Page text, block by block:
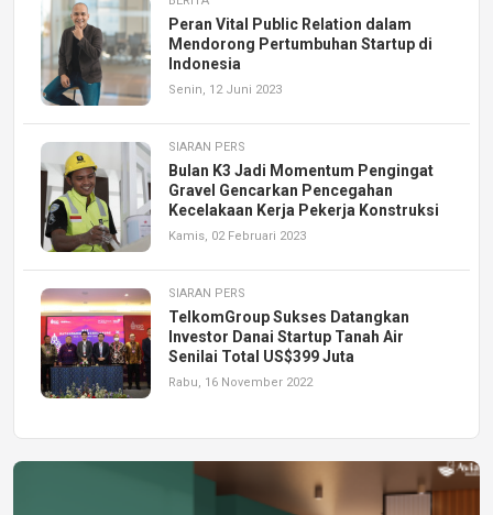
Peran Vital Public Relation dalam
Mendorong Pertumbuhan Startup di
Indonesia
Senin, 12 Juni 2023
SIARAN PERS
Bulan K3 Jadi Momentum Pengingat
Gravel Gencarkan Pencegahan
Kecelakaan Kerja Pekerja Konstruksi
Kamis, 02 Februari 2023
SIARAN PERS
TelkomGroup Sukses Datangkan
Investor Danai Startup Tanah Air
Senilai Total US$399 Juta
Rabu, 16 November 2022